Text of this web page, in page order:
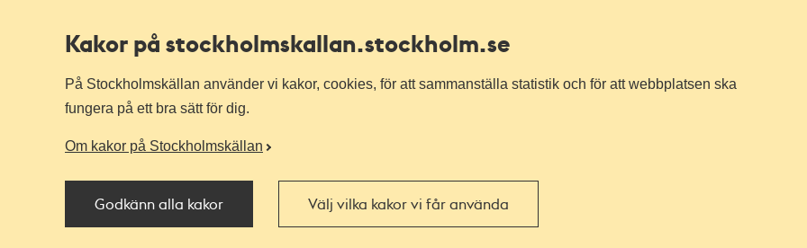
Kakor på stockholmskallan.stockholm.se
På Stockholmskällan använder vi kakor, cookies, för att sammanställa statistik och för att webbplatsen ska
fungera på ett bra sätt för dig.
Om kakor på Stockholmskällan
Godkänn alla kakor Välj vilka kakor vi får använda